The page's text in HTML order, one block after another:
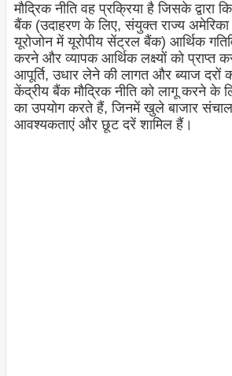
मौद्रिक नीति वह प्रक्रिया है जिसके द्वारा
बैंक (उदाहरण के लिए, संयुक्त राज्य अमेरिका
यूरोजोन में यूरोपीय सेंट्रल बैंक) आर्थिक
करने और व्यापक आर्थिक लक्ष्यों को प्राप्त
आपूर्ति, उधार लेने की लागत और ब्याज दरों
केंद्रीय बैंक मौद्रिक नीति को लागू करने के
का उपयोग करते हैं, जिनमें खुले बाजार
आवश्यकताएं और छूट दरें शामिल हैं।